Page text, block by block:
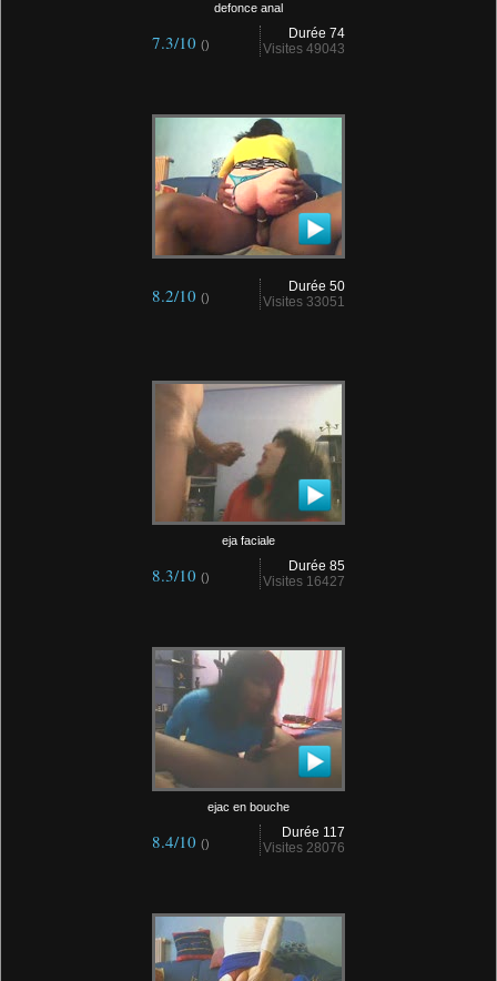
defonce anal
Durée 74
Visites 49043
7.3/10 ()
Durée 50
Visites 33051
8.2/10 ()
eja faciale
Durée 85
Visites 16427
8.3/10 ()
ejac en bouche
Durée 117
Visites 28076
8.4/10 ()